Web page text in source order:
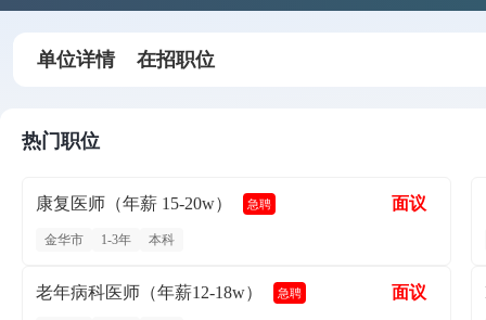
单位详情 在招职位
热门职位
康复医师（年薪 15-20w） 急聘 面议
金华市 1-3年 本科
老年病科医师（年薪12-18w） 急聘 面议